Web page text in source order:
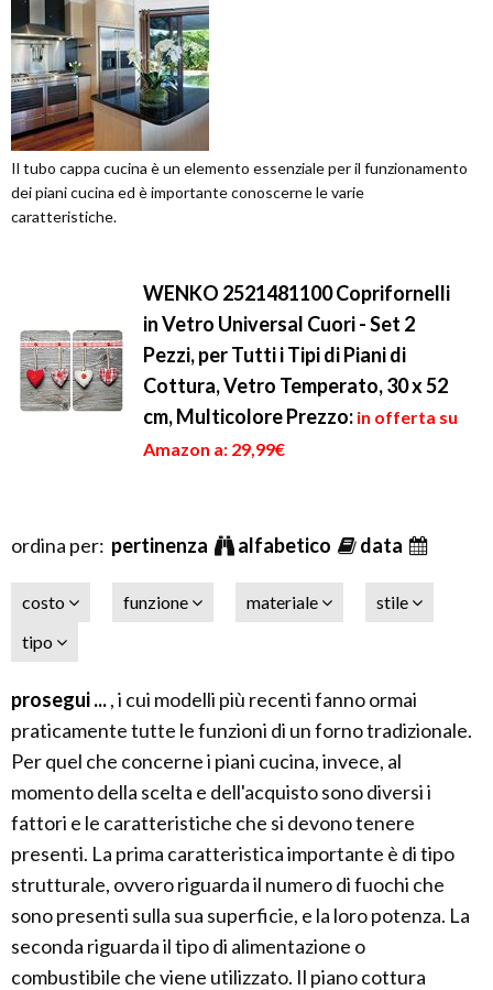
Il tubo cappa cucina è un elemento essenziale per il funzionamento
dei piani cucina ed è importante conoscerne le varie
caratteristiche.
WENKO 2521481100 Coprifornelli
in Vetro Universal Cuori - Set 2
Pezzi, per Tutti i Tipi di Piani di
Cottura, Vetro Temperato, 30 x 52
cm, MulticolorePrezzo: in offerta su
Amazon a: 29,99€
ordina per: pertinenza alfabetico data
costo funzione materiale
stile
tipo
prosegui ..., i cui modelli più recenti fanno ormai
praticamente tutte le funzioni di un forno tradizionale.
Per quel che concerne i piani cucina, invece, al
momento della scelta e dell'acquisto sono diversi i
fattori e le caratteristiche che si devono tenere
presenti. La prima caratteristica importante è di tipo
strutturale, ovvero riguarda il numero di fuochi che
sono presenti sulla sua superficie, e la loro potenza. La
seconda riguarda il tipo di alimentazione o
combustibile che viene utilizzato. Il piano cottura